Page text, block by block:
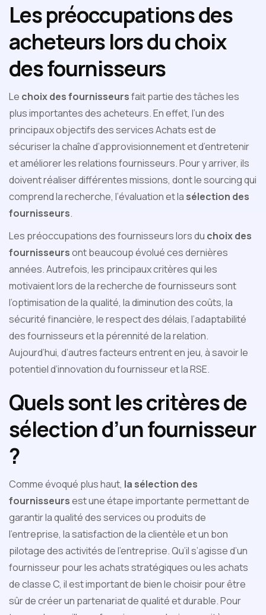
Les préoccupations des
acheteurs lors du choix
des fournisseurs
Le choix des fournisseursfait partie des tâches les
plus importantes des acheteurs. En effet, l’un des
principaux objectifs des services Achats est de
sécuriser la chaîne d’approvisionnement et d’entretenir
et améliorer les relations fournisseurs. Pour y arriver, ils
doivent réaliser différentes missions, dont le sourcing qui
comprend la recherche, l’évaluation et la sélection des
fournisseurs.
Les préoccupations des fournisseurs lors du choix des
fournisseursont beaucoup évolué ces dernières
années. Autrefois, les principaux critères qui les
motivaient lors de la recherche de fournisseurs sont
l’optimisation de la qualité, la diminution des coûts, la
sécurité financière, le respect des délais, l’adaptabilité
des fournisseurs et la pérennité de la relation.
Aujourd’hui, d’autres facteurs entrent en jeu, à savoir le
potentiel d’innovation du fournisseur et la RSE.
Quels sont les critères de
sélection d’un fournisseur
?
Comme évoqué plus haut, la sélection des
fournisseursest une étape importante permettant de
garantir la qualité des services ou produits de
l’entreprise, la satisfaction de la clientèle et un bon
pilotage des activités de l’entreprise. Qu’il s’agisse d’un
fournisseur pour les achats stratégiques ou les achats
de classe C, il est important de bien le choisir pour être
sûr de créer un partenariat de qualité et durable. Pour